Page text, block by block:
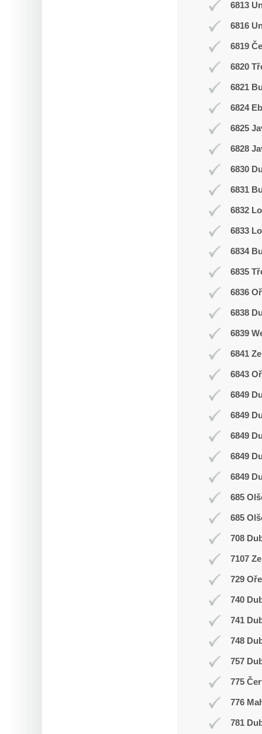
6813
6816
6819
6820
6821
6824
6825
6828
6830
6831
6832
6833
6834
6835
6836
6838
6839
6841
6843
6849
6849
6849
6849
6849
685
685
708
7107
729
740
741
748
757
775
776
781